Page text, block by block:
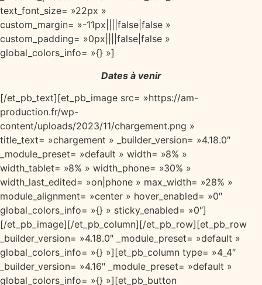
text_font_size= »22px »
custom_margin= »-11px||||false|false »
custom_padding= »0px||||false|false »
global_colors_info= »{} »]
Dates à venir
[/et_pb_text][et_pb_image src= »https://am-
production.fr/wp-
content/uploads/2023/11/chargement.png »
title_text= »chargement » _builder_version= »4.18.0″
_module_preset= »default » width= »8% »
width_tablet= »8% » width_phone= »30% »
width_last_edited= »on|phone » max_width= »28% »
module_alignment= »center » hover_enabled= »0″
global_colors_info= »{} » sticky_enabled= »0″]
[/et_pb_image][/et_pb_column][/et_pb_row][et_pb_row
_builder_version= »4.18.0″ _module_preset= »default »
global_colors_info= »{} »][et_pb_column type= »4_4″
_builder_version= »4.16″ _module_preset= »default »
global_colors_info= »{} »][et_pb_button